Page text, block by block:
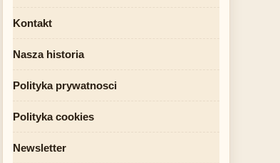
Kontakt
Nasza historia
Polityka prywatnosci
Polityka cookies
Newsletter